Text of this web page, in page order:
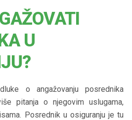
U
o angažovanju posrednika
pitanja o njegovim uslugama,
Posrednik u osiguranju je tu